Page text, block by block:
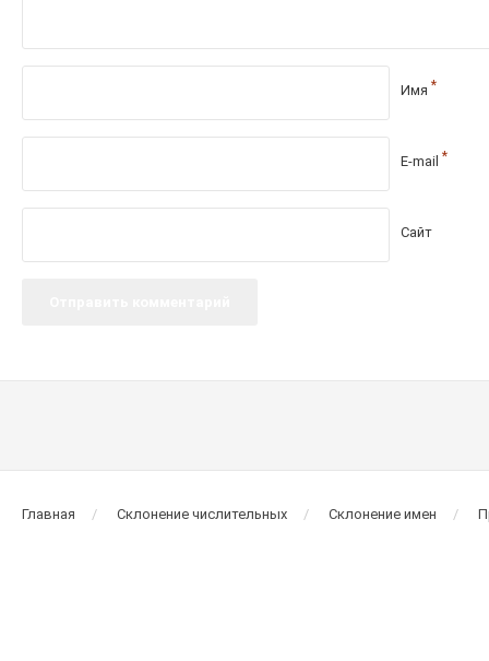
Имя *
E-mail *
Сайт
Главная Склонение числительных Склонение имен